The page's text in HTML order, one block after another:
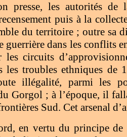
presse, les autorités
puis à la
du territoire ; outre sa
guerrière dans les conflits
les circuits
les troubles ethniques de
illégalité, parmi les
Gorgol ; à l’époque, il
Sud. Cet arsenal
en vertu du principe de